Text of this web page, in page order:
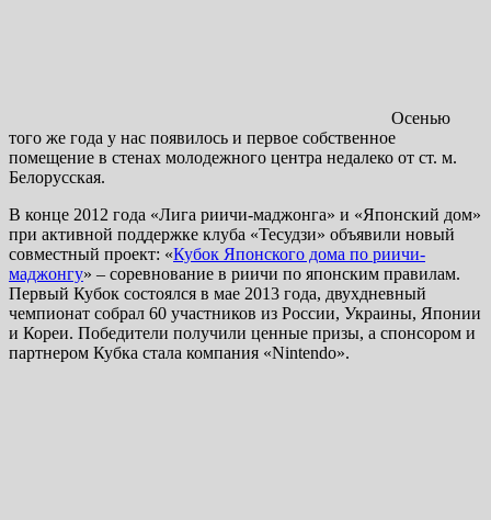
Осенью
того же года у нас появилось и первое собственное
помещение в стенах молодежного центра недалеко от ст. м.
Белорусская.
В конце 2012 года «Лига риичи-маджонга» и «Японский дом»
при активной поддержке клуба «Тесудзи» объявили новый
совместный проект: «Кубок Японского дома по риичи-
маджонгу» – соревнование в риичи по японским правилам.
Первый Кубок состоялся в мае 2013 года, двухдневный
чемпионат собрал 60 участников из России, Украины, Японии
и Кореи. Победители получили ценные призы, а спонсором и
партнером Кубка стала компания «Nintendo».